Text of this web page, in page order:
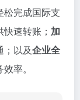
松完成国际支
速转账； 加
；以及企业全
率。